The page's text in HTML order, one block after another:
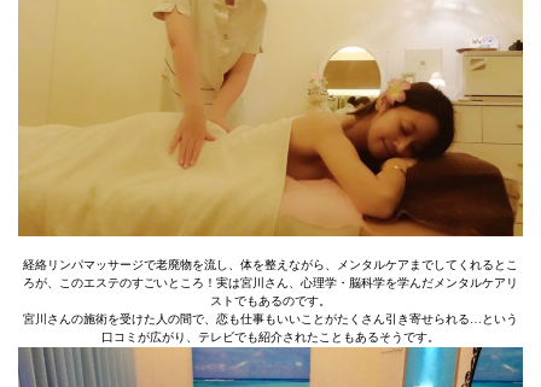
経絡リンパマッサージで老廃物を流し、体を整えながら、メンタルケアまでしてくれるとこ
ろが、このエステのすごいところ！実は宮川さん、心理学・脳科学を学んだメンタルケアリ
ストでもあるのです。
宮川さんの施術を受けた人の間で、恋も仕事もいいことがたくさん引き寄せられる…という
口コミが広がり、テレビでも紹介されたこともあるそうです。